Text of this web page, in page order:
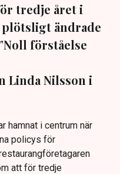
tredje året i
ändrade
förståelse
Linda Nilsson i
hamnat i centrum när
policys för
att för tredje